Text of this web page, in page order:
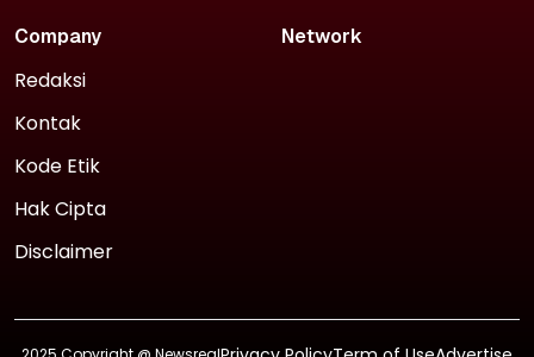
Company
Redaksi
Kontak
Kode Etik
Hak Cipta
Disclaimer
Network